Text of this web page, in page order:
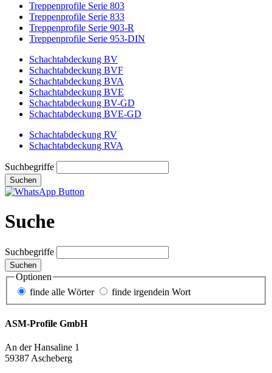
Treppenprofile Serie 803
Treppenprofile Serie 833
Treppenprofile Serie 903-R
Treppenprofile Serie 953-DIN
Schachtabdeckung BV
Schachtabdeckung BVF
Schachtabdeckung BVA
Schachtabdeckung BVE
Schachtabdeckung BV-GD
Schachtabdeckung BVE-GD
Schachtabdeckung RV
Schachtabdeckung RVA
Suchbegriffe
Suchen
Suche
Suchbegriffe
Suchen
Optionen
finde alle Wörter
finde irgendein Wort
ASM-Profile GmbH
An der Hansaline 1
59387 Ascheberg